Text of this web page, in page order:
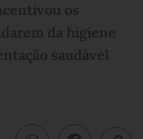
os
da higiene
saudável